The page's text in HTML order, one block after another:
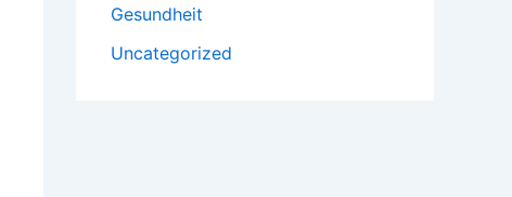
Gesundheit
Uncategorized